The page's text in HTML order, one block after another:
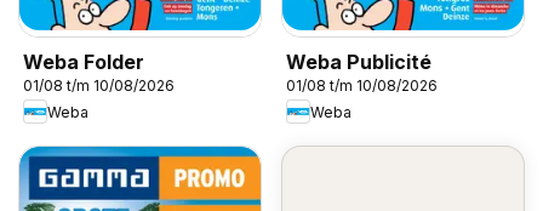
Weba Folder
01/08 t/m 10/08/2026
Weba
Weba Publicité
01/08 t/m 10/08/2026
Weba